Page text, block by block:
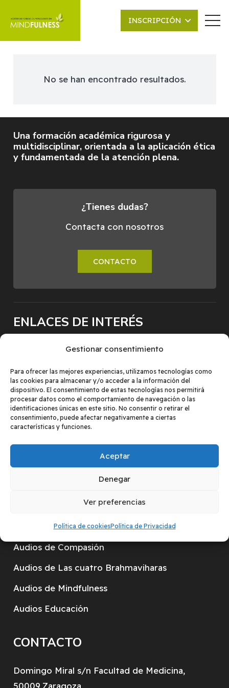
Gestionar consentimiento
Para ofrecer las mejores experiencias, utilizamos tecnologías como
las cookies para almacenar y/o acceder a la información del
dispositivo. El consentimiento de estas tecnologías nos permitirá
procesar datos como el comportamiento de navegación o las
identificaciones únicas en este sitio. No consentir o retirar el
consentimiento, puede afectar negativamente a ciertas
características y funciones.
Aceptar
Denegar
Ver preferencias
Política de cookiesPolítica de Privacidad
INSCRIPCIÓN
No se han encontrado resultados.
Una formación académica rigurosa y
multidisciplinar, orientada a la aplicación ética
y fundamentada de la atención plena.
¿Tienes dudas?
Contacta con nosotros
CONTACTO
ENLACES DE INTERÉS
Inscripción y Matrícula
Vídeos y audios
Web Universidad de Zaragoza
Javier García Campayo
Preguntas Frecuentes
Audios de aceptación
Audios de Compasión
Audios de Las cuatro Brahmaviharas
Audios de Mindfulness
Audios Educación
CONTACTO
Domingo Miral s/n Facultad de Medicina,
50009,Zaragoza